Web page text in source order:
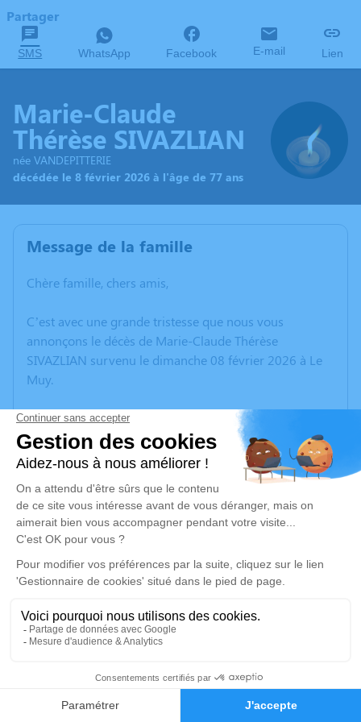
Faire-part Hommages
Partager
SMS WhatsApp Facebook E-mail Lien
Marie-Claude
Thérèse SIVAZLIAN
née VANDEPITTERIE
décédée le 8 février 2026 à l'âge de 77 ans
Message de la famille
Chère famille, chers amis,
C’est avec une grande tristesse que nous vous
annonçons le décès de Marie-Claude Thérèse
SIVAZLIAN survenu le dimanche 08 février 2026 à Le
Muy.
Nous vous invitons à utiliser cet espace pour laisser
vos condoléances, partager des photos souvenirs, une
anecdote ou exprimer vos pensées à travers des
poèmes ou des textes. Cet endroit est un lieu
d'expression dédié à honorer la mémoire de Marie-
Claude Thérèse SIVAZLIAN.
disponible ici .
Je rends hommage
mardi 17 février 2026 à 11h00
Crématorium de Vidauban